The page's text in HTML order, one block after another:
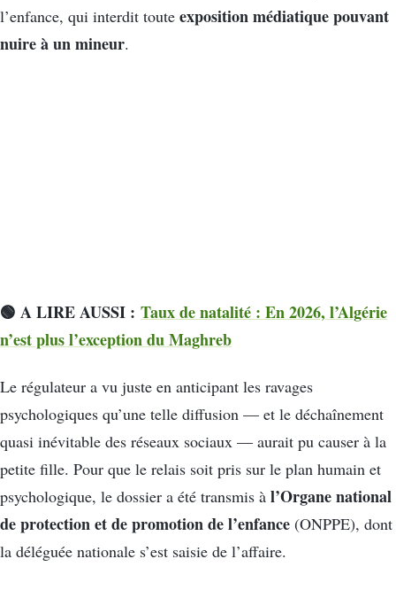
l’enfance, qui interdit toute exposition médiatiquepouvant
nuire à un mineur.
🟢 A LIRE AUSSI : Taux de natalité : En 2026, l’Algérie
n’est plus l’exception du Maghreb
Le régulateur a vu juste en anticipant les ravages
psychologiques qu’une telle diffusion — et le déchaînement
quasi inévitable des réseaux sociaux — aurait pu causer à la
petite fille. Pour que le relais soit pris sur le plan humain et
psychologique, le dossier a été transmis à l’Organe national
de protection et de promotion de l’enfance (ONPPE), dont
la déléguée nationale s’est saisie de l’affaire.